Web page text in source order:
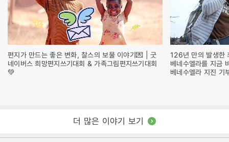
편지가 만드는 좋은 변화, 찰스의 보물 이야기💌 | 굿
네이버스 희망편지쓰기대회 & 가족그림편지쓰기대회
💚
126년 만의 발생한
베네수엘라를 지금
베네수엘라 지진 기
더 많은 이야기 보기